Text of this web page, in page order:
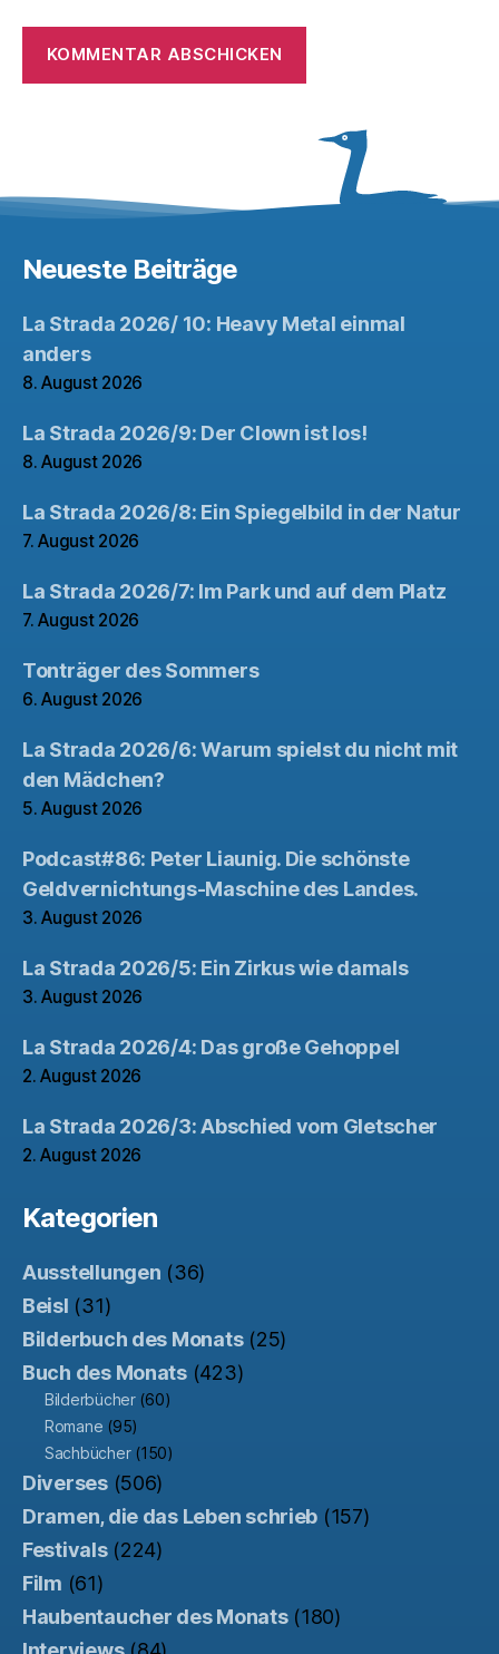
Neueste Beiträge
La Strada 2026/ 10: Heavy Metal einmal
anders
8. August 2026
La Strada 2026/9: Der Clown ist los!
8. August 2026
La Strada 2026/8: Ein Spiegelbild in der Natur
7. August 2026
La Strada 2026/7: Im Park und auf dem Platz
7. August 2026
Tonträger des Sommers
6. August 2026
La Strada 2026/6: Warum spielst du nicht mit
den Mädchen?
5. August 2026
Podcast#86: Peter Liaunig. Die schönste
Geldvernichtungs-Maschine des Landes.
3. August 2026
La Strada 2026/5: Ein Zirkus wie damals
3. August 2026
La Strada 2026/4: Das große Gehoppel
2. August 2026
La Strada 2026/3: Abschied vom Gletscher
2. August 2026
Kategorien
Ausstellungen (36)
Beisl (31)
Bilderbuch des Monats(25)
Buch des Monats(423)
Bilderbücher(60)
Romane (95)
Sachbücher(150)
Diverses(506)
Dramen, die das Leben schrieb (157)
Festivals(224)
Film (61)
Haubentaucher des Monats(180)